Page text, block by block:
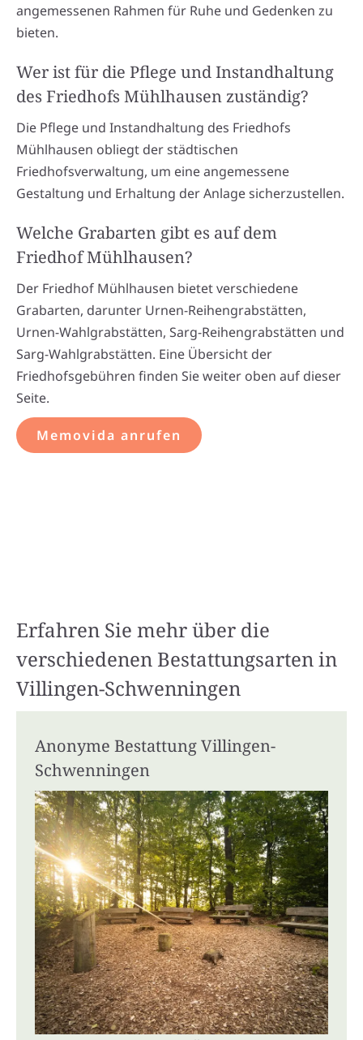
angemessenen Rahmen für Ruhe und Gedenken zu
bieten.
Wer ist für die Pflege und Instandhaltung
des Friedhofs Mühlhausen zuständig?
Die Pflege und Instandhaltung des Friedhofs
Mühlhausen obliegt der städtischen
Friedhofsverwaltung, um eine angemessene
Gestaltung und Erhaltung der Anlage sicherzustellen.
Welche Grabarten gibt es auf dem
Friedhof Mühlhausen?
Der Friedhof Mühlhausen bietet verschiedene
Grabarten, darunter Urnen-Reihengrabstätten,
Urnen-Wahlgrabstätten, Sarg-Reihengrabstätten und
Sarg-Wahlgrabstätten. Eine Übersicht der
Friedhofsgebühren finden Sie weiter oben auf dieser
Seite.
Memovida anrufen
Erfahren Sie mehr über die
verschiedenen Bestattungsarten in
Villingen-Schwenningen
Anonyme Bestattung Villingen-
Schwenningen